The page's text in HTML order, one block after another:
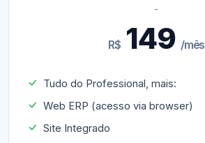
R$149 /mês
Tudo do Professional, mais:
Web ERP (acesso via browser)
Site Integrado